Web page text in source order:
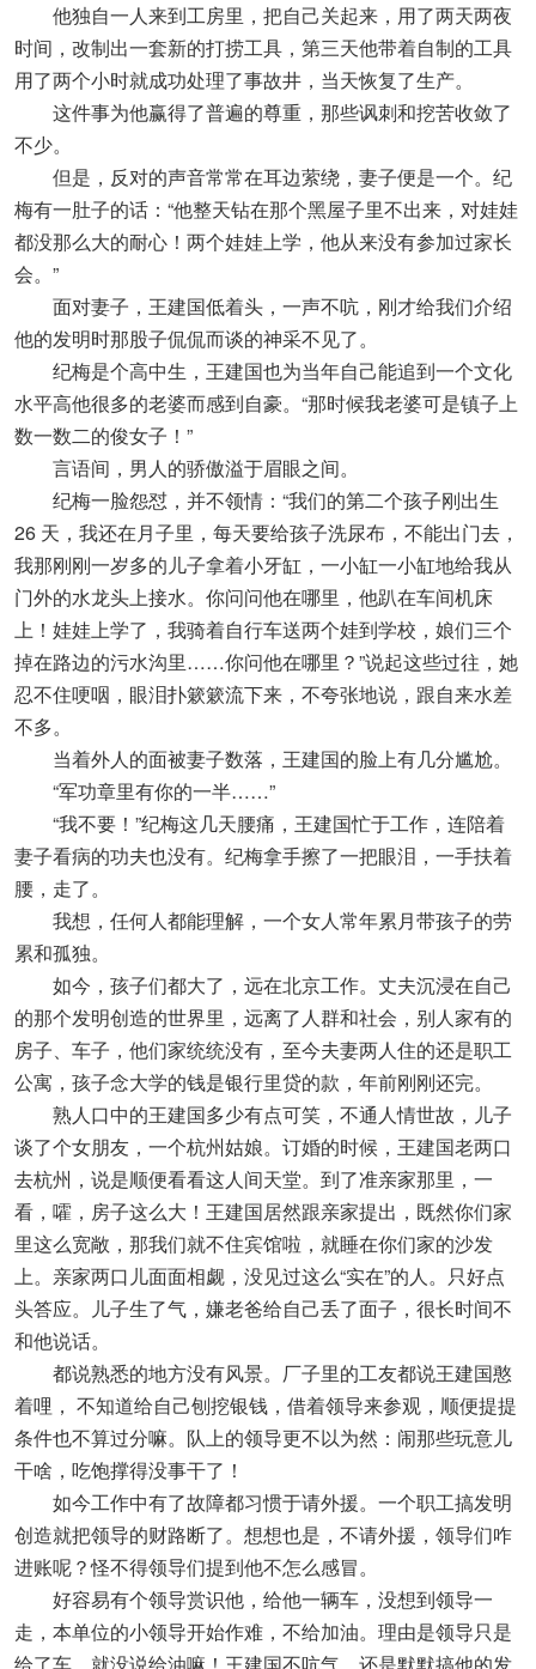
他独自一人来到工房里，把自己关起来，用了两天两夜
时间，改制出一套新的打捞工具，第三天他带着自制的工具
用了两个小时就成功处理了事故井，当天恢复了生产。
这件事为他赢得了普遍的尊重，那些讽刺和挖苦收敛了
不少。
但是，反对的声音常常在耳边萦绕，妻子便是一个。纪
梅有一肚子的话：“他整天钻在那个黑屋子里不出来，对娃娃
都没那么大的耐心！两个娃娃上学，他从来没有参加过家长
会。”
面对妻子，王建国低着头，一声不吭，刚才给我们介绍
他的发明时那股子侃侃而谈的神采不见了。
纪梅是个高中生，王建国也为当年自己能追到一个文化
水平高他很多的老婆而感到自豪。“那时候我老婆可是镇子上
数一数二的俊女子！”
言语间，男人的骄傲溢于眉眼之间。
纪梅一脸怨怼，并不领情：“我们的第二个孩子刚出生
26 天，我还在月子里，每天要给孩子洗尿布，不能出门去，
我那刚刚一岁多的儿子拿着小牙缸，一小缸一小缸地给我从
门外的水龙头上接水。你问问他在哪里，他趴在车间机床
上！娃娃上学了，我骑着自行车送两个娃到学校，娘们三个
掉在路边的污水沟里……你问他在哪里？”说起这些过往，她
忍不住哽咽，眼泪扑簌簌流下来，不夸张地说，跟自来水差
不多。
当着外人的面被妻子数落，王建国的脸上有几分尴尬。
“军功章里有你的一半……”
“我不要！”纪梅这几天腰痛，王建国忙于工作，连陪着
妻子看病的功夫也没有。纪梅拿手擦了一把眼泪，一手扶着
腰，走了。
我想，任何人都能理解，一个女人常年累月带孩子的劳
累和孤独。
如今，孩子们都大了，远在北京工作。丈夫沉浸在自己
的那个发明创造的世界里，远离了人群和社会，别人家有的
房子、车子，他们家统统没有，至今夫妻两人住的还是职工
公寓，孩子念大学的钱是银行里贷的款，年前刚刚还完。
熟人口中的王建国多少有点可笑，不通人情世故，儿子
谈了个女朋友，一个杭州姑娘。订婚的时候，王建国老两口
去杭州，说是顺便看看这人间天堂。到了准亲家那里，一
看，嚯，房子这么大！王建国居然跟亲家提出，既然你们家
里这么宽敞，那我们就不住宾馆啦，就睡在你们家的沙发
上。亲家两口儿面面相觑，没见过这么“实在”的人。只好点
头答应。儿子生了气，嫌老爸给自己丢了面子，很长时间不
和他说话。
都说熟悉的地方没有风景。厂子里的工友都说王建国憨
着哩， 不知道给自己刨挖银钱，借着领导来参观，顺便提提
条件也不算过分嘛。队上的领导更不以为然：闹那些玩意儿
干啥，吃饱撑得没事干了！
如今工作中有了故障都习惯于请外援。一个职工搞发明
创造就把领导的财路断了。想想也是，不请外援，领导们咋
进账呢？怪不得领导们提到他不怎么感冒。
好容易有个领导赏识他，给他一辆车，没想到领导一
走，本单位的小领导开始作难，不给加油。理由是领导只是